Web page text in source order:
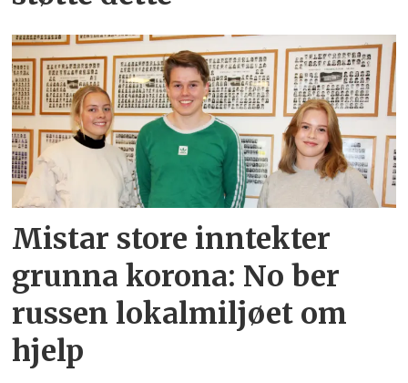
Mistar store inntekter
grunna korona: No ber
russen lokalmiljøet om
hjelp